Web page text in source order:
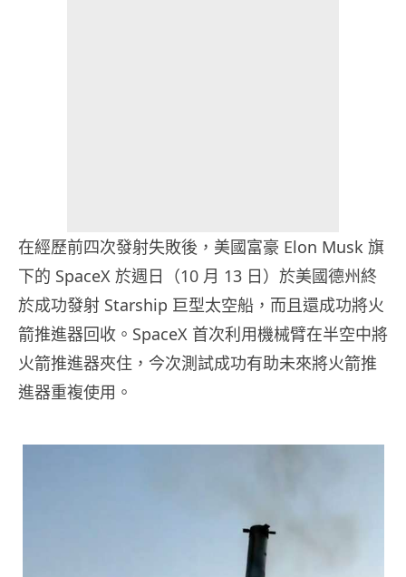
在經歷前四次發射失敗後，美國富豪 Elon Musk 旗
下的 SpaceX 於週日（10 月 13 日）於美國德州終
於成功發射 Starship 巨型太空船，而且還成功將火
箭推進器回收。SpaceX 首次利用機械臂在半空中將
火箭推進器夾住，今次測試成功有助未來將火箭推
進器重複使用。